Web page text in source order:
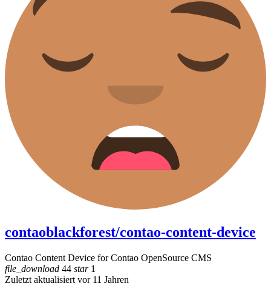
contaoblackforest/contao-content-device
Contao Content Device for Contao OpenSource CMS
file_download 44 star1
Zuletzt aktualisiert vor 11 Jahren